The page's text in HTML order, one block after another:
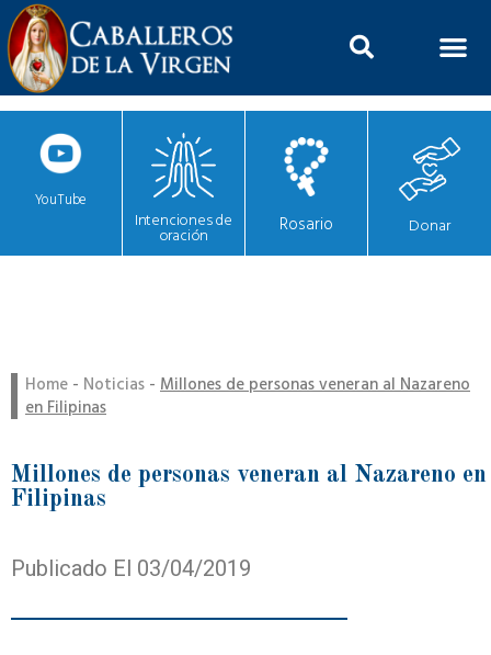
YouTube
Intenciones de
oración Rosario Donar
Home - Noticias - Millones de personas veneran al Nazareno
en Filipinas
Millones de personas veneran al Nazareno en
Filipinas
Publicado El 03/04/2019